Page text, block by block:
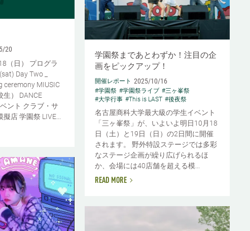
20
（日） プログラ
Day Two _
ceremony MIUSIC
生） DANCE
ント クラブ・サ
店 学園祭 LIVE...
学園祭まであとわずか！注目の企
画をピックアップ！
開催レポート 2025/10/16
#学園祭 #学園祭ライブ #三ヶ峯祭
#大学行事 #This is LAST #後夜祭
名古屋商科大学最大級の学生イベント
「三ヶ峯祭」が、いよいよ明日10月18
日（土）と19日（日）の2日間に開催
されます。 野外特設ステージでは多彩
なステージ企画が繰り広げられるほ
か、会場には40店舗を超える模...
READ MORE